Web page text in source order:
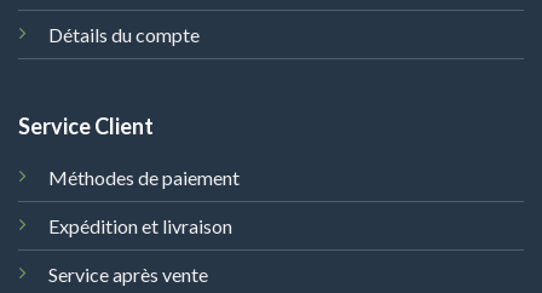
Détails du compte
Service Client
Méthodes de paiement
Expédition et livraison
Service après vente